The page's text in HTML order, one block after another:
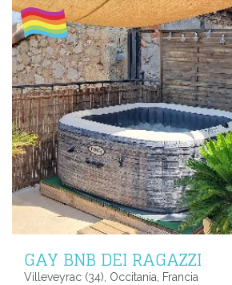
GAY BNB DEI RAGAZZI
Villeveyrac (34), Occitania, Francia